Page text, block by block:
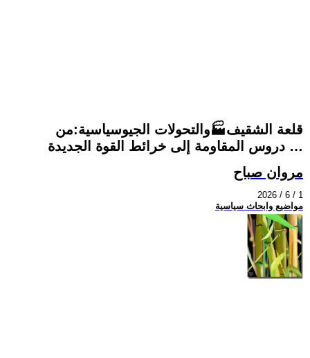
قلعة الشقيف🏭والتحولات الجيوسياسية:من
دروس المقاومة إلى خرائط القوة الجديدة …
مروان صباح
2026 / 6 / 1
مواضيع وابحاث سياسية